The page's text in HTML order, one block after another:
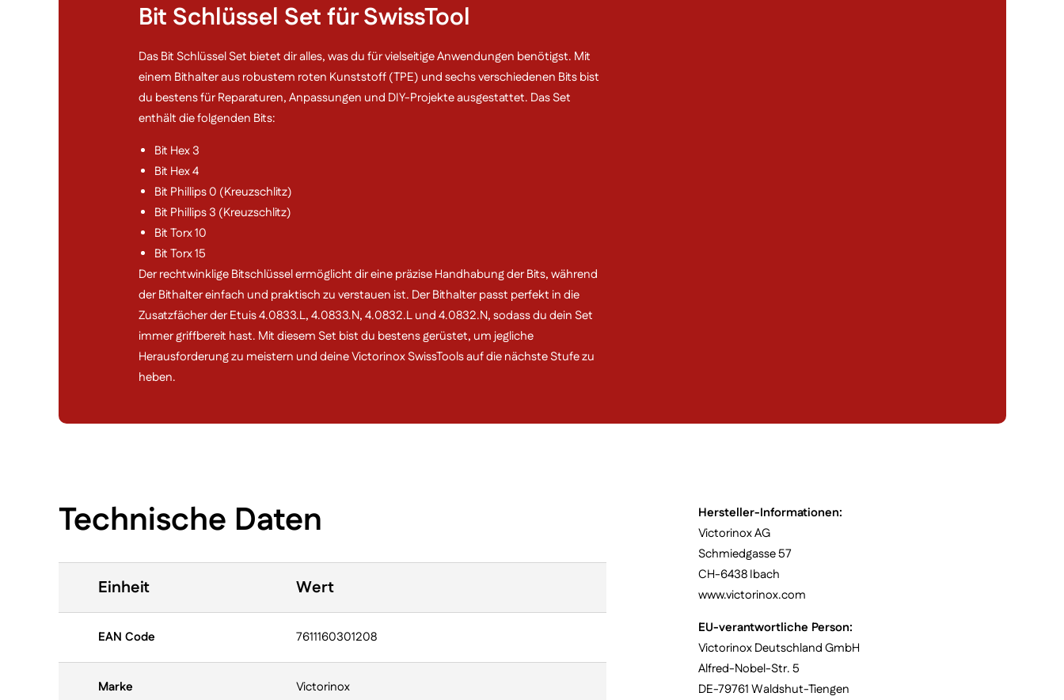
Bit Schlüssel Set für SwissTool
Das Bit Schlüssel Set bietet dir alles, was du für vielseitige Anwendungen benötigst. Mit
einem Bithalter aus robustem roten Kunststoff (TPE) und sechs verschiedenen Bits bist
du bestens für Reparaturen, Anpassungen und DIY-Projekte ausgestattet. Das Set
enthält die folgenden Bits:
Bit Hex 3
Bit Hex 4
Bit Phillips 0 (Kreuzschlitz)
Bit Phillips 3 (Kreuzschlitz)
Bit Torx 10
Bit Torx 15
Der rechtwinklige Bitschlüssel ermöglicht dir eine präzise Handhabung der Bits, während
der Bithalter einfach und praktisch zu verstauen ist. Der Bithalter passt perfekt in die
Zusatzfächer der Etuis 4.0833.L, 4.0833.N, 4.0832.L und 4.0832.N, sodass du dein Set
immer griffbereit hast. Mit diesem Set bist du bestens gerüstet, um jegliche
Herausforderung zu meistern und deine Victorinox SwissTools auf die nächste Stufe zu
heben.
Technische Daten
Einheit Wert
EAN Code 7611160301208
Marke Victorinox
Hersteller-Informationen:
Victorinox AG
Schmiedgasse 57
CH-6438 Ibach
www.victorinox.com
EU-verantwortliche Person:
Victorinox Deutschland GmbH
Alfred-Nobel-Str. 5
DE-79761 Waldshut-Tiengen